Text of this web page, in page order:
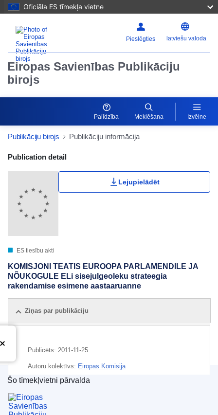
Oficiāla ES tīmekļa vietne
Pieslēgties latviešu valoda
Eiropas Savienības Publikāciju
birojs
Palīdzība Meklēšana Izvēlne
Publikāciju birojs Publikāciju informācija
Publication Detail Actions Portlet
Publication detail
ES tiesību akti
Lejupielādēt
KOMISJONI TEATIS EUROOPA PARLAMENDILE JA
NÕUKOGULE ELi sisejulgeoleku strateegia
rakendamise esimene aastaaruanne
Ziņas par publikāciju
Publicēts: 2011-11-25
Autoru kolektīvs: Eiropas Komisija
iekšpolitika
drošība
Eiropas Savienības Publikāciju birojs
Šo tīmekļvietni pārvalda